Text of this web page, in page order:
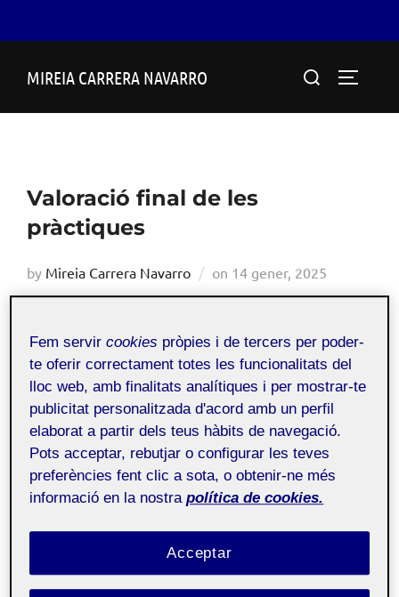
MIREIA CARRERA NAVARRO
Search
Valoració final de les
pràctiques
by Mireia Carrera Navarro on Posted
on
14 gener, 2025
PRC Àmbit millora de
la pràctica educativa
(formal) - Aula 1
Aquestes pràctiques han estat per a mi una
continuació de la feina que venia fent el curs passat.
educatiu i donar continuïtat a la feina feta l’any passat.
Ja coneixia a tot l’equip directiu i docent del
Fem servircookies pròpies i de tercers per poder-
te oferir correctament totes les funcionalitats del
lloc web, amb finalitats analítiques i per mostrar-te
publicitat personalitzada d'acord amb un perfil
elaborat a partir dels teus hàbits de navegació.
Pots acceptar, rebutjar o configurar les teves
preferències fent clic a sota, o obtenir-ne més
informació en la nostra política de cookies.
Acceptar